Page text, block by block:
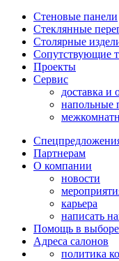
Стеновые панели
Стеклянные
Столярные
Сопутствующие
Проекты
Сервис
доставка и
напольные
Партнерам
О компании
новости
карьера
написать
Помощь в выборе
Адреса салонов
политика